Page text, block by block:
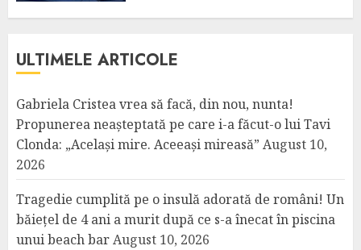
ULTIMELE ARTICOLE
Gabriela Cristea vrea să facă, din nou, nunta!
Propunerea neașteptată pe care i-a făcut-o lui Tavi
Clonda: „Același mire. Aceeași mireasă” August 10,
2026
Tragedie cumplită pe o insulă adorată de români! Un
băiețel de 4 ani a murit după ce s-a înecat în piscina
unui beach barAugust 10, 2026